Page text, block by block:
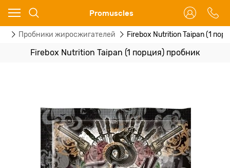
Promuscles
Пробники жиросжигателей Firebox Nutrition Taipan (1
Firebox Nutrition Taipan (1 порция) пробник
Ваш город - Москва,
угадали?
ДА НЕТ